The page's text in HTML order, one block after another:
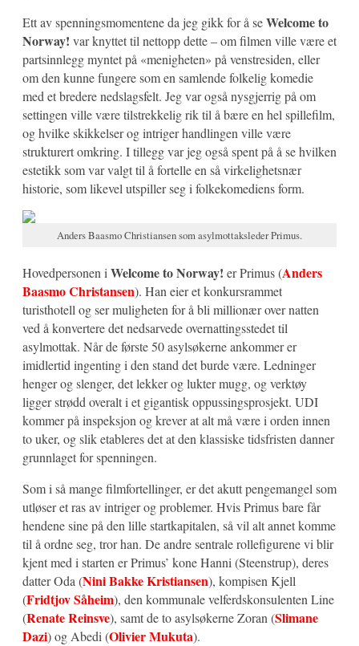
Ett av spenningsmomentene da jeg gikk for å seWelcome to
Norway! var knyttet til nettopp dette – om filmen ville være et
partsinnlegg myntet på «menigheten» på venstresiden, eller
om den kunne fungere som en samlende folkelig komedie
med et bredere nedslagsfelt. Jeg var også nysgjerrig på om
settingen ville være tilstrekkelig rik til å bære en hel spillefilm,
og hvilke skikkelser og intriger handlingen ville være
strukturert omkring. I tillegg var jeg også spent på å se hvilken
estetikk som var valgt til å fortelle en så virkelighetsnær
historie, som likevel utspiller seg i folkekomediens form.
Anders Baasmo Christiansen som asylmottaksleder Primus.
Hovedpersonen i Welcome to Norway! er Primus (Anders
Baasmo Christansen). Han eier et konkursrammet
turisthotell og ser muligheten for å bli millionær over natten
ved å konvertere det nedsarvede overnattingsstedet til
asylmottak. Når de første 50 asylsøkerne ankommer er
imidlertid ingenting i den stand det burde være. Ledninger
henger og slenger, det lekker og lukter mugg, og verktøy
ligger strødd overalt i et gigantisk oppussingsprosjekt. UDI
kommer på inspeksjon og krever at alt må være i orden innen
to uker, og slik etableres det at den klassiske tidsfristen danner
grunnlaget for spenningen.
Som i så mange filmfortellinger, er det akutt pengemangel som
utløser et ras av intriger og problemer. Hvis Primus bare får
hendene sine på den lille startkapitalen, så vil alt annet komme
til å ordne seg, tror han. De andre sentrale rollefigurene vi blir
kjent med i starten er Primus’ kone Hanni (Steenstrup), deres
datter Oda (Nini Bakke Kristiansen), kompisen Kjell
(Fridtjov Såheim), den kommunale velferdskonsulenten Line
(Renate Reinsve), samt de to asylsøkerne Zoran (Slimane
Dazi) og Abedi (Olivier Mukuta).